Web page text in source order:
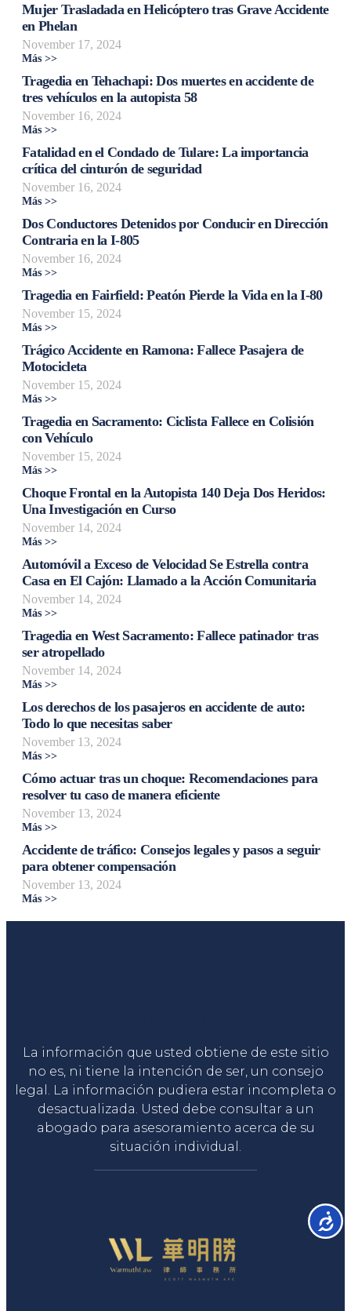
Mujer Trasladada en Helicóptero tras Grave Accidente
en Phelan
November 17, 2024
Más >>
Tragedia en Tehachapi: Dos muertes en accidente de
tres vehículos en la autopista 58
November 16, 2024
Más >>
Fatalidad en el Condado de Tulare: La importancia
crítica del cinturón de seguridad
November 16, 2024
Más >>
Dos Conductores Detenidos por Conducir en Dirección
Contraria en la I-805
November 16, 2024
Más >>
Tragedia en Fairfield: Peatón Pierde la Vida en la I-80
November 15, 2024
Más >>
Trágico Accidente en Ramona: Fallece Pasajera de
Motocicleta
November 15, 2024
Más >>
Tragedia en Sacramento: Ciclista Fallece en Colisión
con Vehículo
November 15, 2024
Más >>
Choque Frontal en la Autopista 140 Deja Dos Heridos:
Una Investigación en Curso
November 14, 2024
Más >>
Automóvil a Exceso de Velocidad Se Estrella contra
Casa en El Cajón: Llamado a la Acción Comunitaria
November 14, 2024
Más >>
Tragedia en West Sacramento: Fallece patinador tras
ser atropellado
November 14, 2024
Más >>
Los derechos de los pasajeros en accidente de auto:
Todo lo que necesitas saber
November 13, 2024
Más >>
Cómo actuar tras un choque: Recomendaciones para
resolver tu caso de manera eficiente
November 13, 2024
Más >>
Accidente de tráfico: Consejos legales y pasos a seguir
para obtener compensación
November 13, 2024
Más >>
La información que usted obtiene de este sitio
no es, ni tiene la intención de ser, un consejo
legal. La información pudiera estar incompleta o
desactualizada. Usted debe consultar a un
abogado para asesoramiento acerca de su
situación individual.